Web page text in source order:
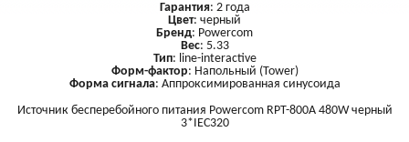
Гарантия: 2 года
Цвет: черный
Бренд: Powercom
Вес: 5.33
Тип: line-interactive
Форм-фактор: Напольный (Tower)
Форма сигнала: Аппроксимированная синусоида
Источник бесперебойного питания Powercom RPT-800A 480W черный
3*IEC320